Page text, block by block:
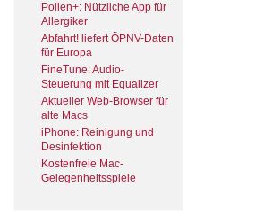
Pollen+: Nützliche App für
Allergiker
Abfahrt! liefert ÖPNV-Daten
für Europa
FineTune: Audio-
Steuerung mit Equalizer
Aktueller Web-Browser für
alte Macs
iPhone: Reinigung und
Desinfektion
Kostenfreie Mac-
Gelegenheitsspiele